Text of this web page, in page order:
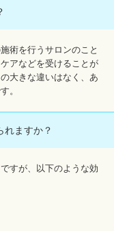
術を行うサロンのこと
アなどを受けることが
大きな違いはなく、あ
。
れますか？
すが、以下のような効